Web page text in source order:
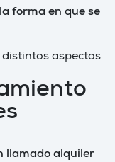
forma en que se
aspectos
llamado alquiler